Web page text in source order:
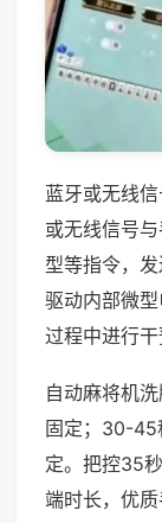
蓝牙或无线
或无线信号
型等指令，
驱动内部微
过程中进行干
自动麻将机
固定；30-45
定。把控35
端时长，优质